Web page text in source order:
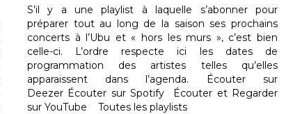
S’il y a une playlist à laquelle s’abonner pour
préparer tout au long de la saison ses prochains
concerts à l’Ubu et « hors les murs », c’est bien
celle-ci. L’ordre respecte ici les dates de
programmation des artistes telles qu’elles
apparaissent dans l’agenda. Écouter sur
Deezer Écouter sur Spotify Écouter et Regarder
sur YouTube Toutes les playlists